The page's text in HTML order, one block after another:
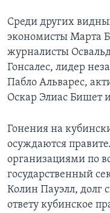
Среди других
экономисты Марта
журналисты
Гонсалес, лидер
Пабло Альварес,
Оскар Элиас Бишет
Гонения на
осуждаются
организациями по
государственный
Колин Пауэлл, долг
ответу кубинское